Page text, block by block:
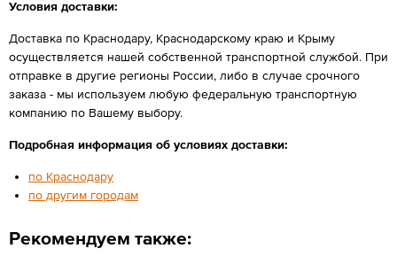
Условия доставки:
Доставка по Краснодару, Краснодарскому краю и Крыму
осуществляется нашей собственной транспортной службой. При
отправке в другие регионы России, либо в случае срочного
заказа - мы используем любую федеральную транспортную
компанию по Вашему выбору.
Подробная информация об условиях доставки:
по Краснодару
по другим городам
Рекомендуем также: